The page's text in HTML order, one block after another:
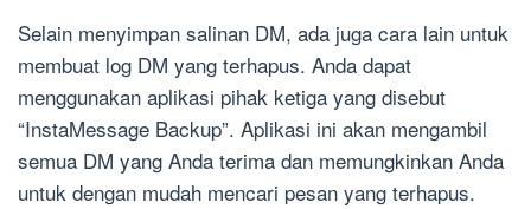
Selain menyimpan salinan DM, ada juga cara lain untuk
membuat log DM yang terhapus. Anda dapat
menggunakan aplikasi pihak ketiga yang disebut
“InstaMessage Backup”. Aplikasi ini akan mengambil
semua DM yang Anda terima dan memungkinkan Anda
untuk dengan mudah mencari pesan yang terhapus.